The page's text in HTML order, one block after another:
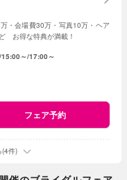
・会場費30万・写真10万・ヘア
お得な特典が満載！
15:00～ 17:00～
フェア予約
(4件)